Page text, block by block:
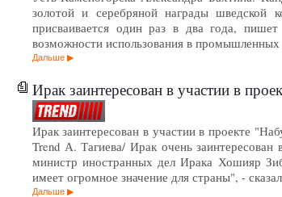
золотой и серебряной награды шведской
присваивается один раз в два года,
возможности использования в
Дальше
Ирак заинтересован в участии в
Ирак заинтересован в участии в проекте
Trend А. Тагиева/ Ирак очень
министр иностранных дел Ирака Хошияр
имеет огромное значение для страны", -
Дальше